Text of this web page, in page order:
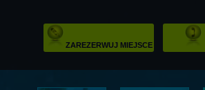
ZAREZERWUJ MIEJSCE